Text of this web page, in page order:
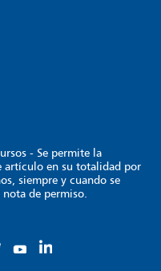
- Se permite la
artículo en su totalidad por
siempre y cuando se
de permiso.